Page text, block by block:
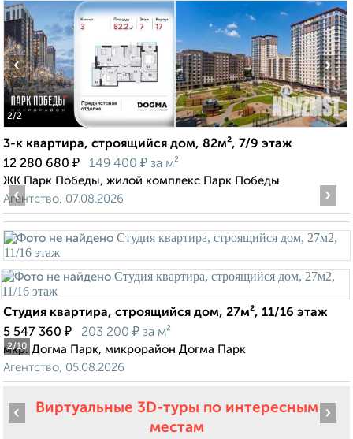
2/2
‹ ›
3-к квартира, строящийся дом, 82м², 7/9 этаж
12 280 680 ₽ 149 400 ₽ за м²
ЖК Парк Победы, жилой комплекс Парк Победы
Агентство, 07.08.2026
2/10
‹ ›
Студия квартира, строящийся дом, 27м², 11/16 этаж
5 547 360 ₽ 203 200 ₽ за м²
мкр. Догма Парк, микрорайон Догма Парк
Агентство, 05.08.2026
Виртуальные 3D-туры по интересным
местам
‹ ›